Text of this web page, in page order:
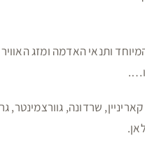
ותנאי האדמה ומזג
שרדונה, גוורצמינטר,